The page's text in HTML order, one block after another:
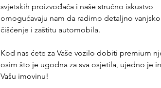
svjetskih proizvođača i naše stručno iskustvo
omogućavaju nam da radimo detaljno
čišćenje i zaštitu automobila.
Kod nas ćete za Vaše vozilo dobiti premium
osim što je ugodna za sva osjetila, ujedno je
Vašu imovinu!